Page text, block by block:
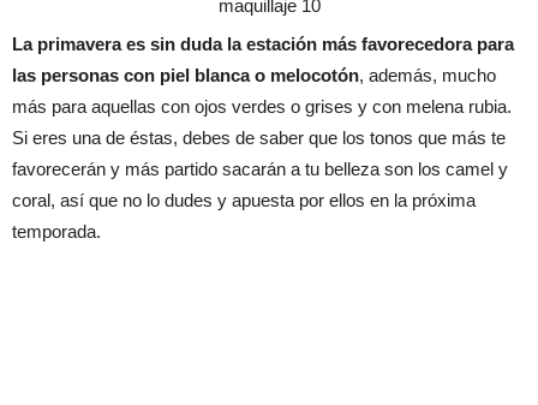
La primavera es sin duda la estación más favorecedora para
las personas con piel blanca o melocotón, además, mucho
más para aquellas con ojos verdes o grises y con melena rubia.
Si eres una de éstas, debes de saber que los tonos que más te
favorecerán y más partido sacarán a tu belleza son los camel y
coral, así que no lo dudes y apuesta por ellos en la próxima
temporada.